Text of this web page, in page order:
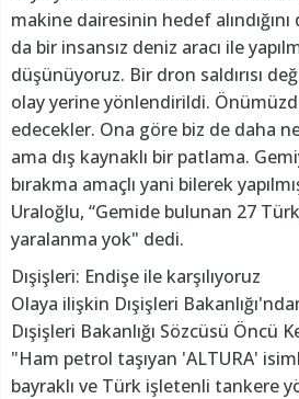
makine dairesinin hedef
da bir insansız deniz aracı ile
düşünüyoruz. Bir dron saldırısı
olay yerine yönlendirildi.
edecekler. Ona göre biz de daha
ama dış kaynaklı bir patlama.
bırakma amaçlı yani bilerek
Uraloğlu, “Gemide bulunan 27
yaralanma yok" dedi.
Dışişleri: Endişe ile karşılıyoruz
Olaya ilişkin Dışişleri
Dışişleri Bakanlığı Sözcüsü Öncü
"Ham petrol taşıyan 'ALTURA'
bayraklı ve Türk işletenli tankere